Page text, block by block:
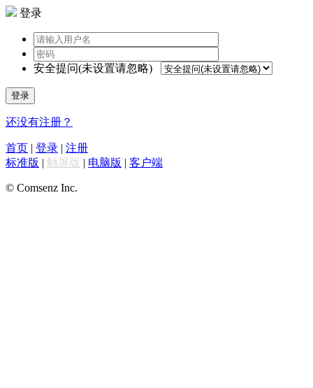
登录
安全提问(未设置请忽略)
登录
还没有注册？
首页 | 登录 | 注册
标准版 | 触屏版 | 电脑版 | 客户端
© Comsenz Inc.